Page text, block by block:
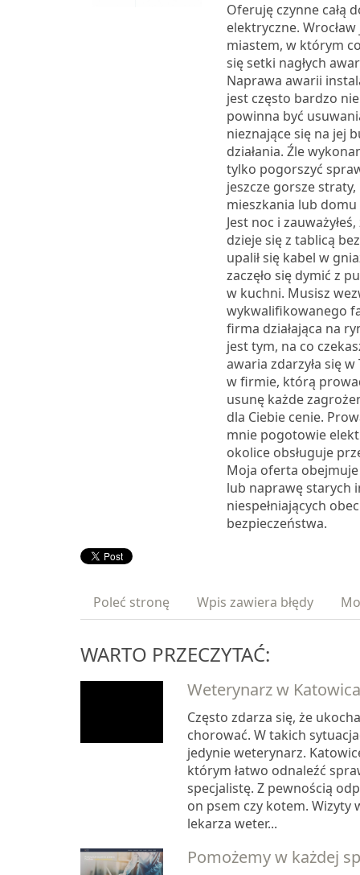
Oferuję czynne całą
elektryczne.
miastem, w którym
się setki nagłych
Naprawa awarii
jest często bardzo
powinna być
nieznające się na jej
działania. Źle
tylko pogorszyć
jeszcze gorsze
mieszkania lub domu
Jest noc i
dzieje się z tablicą
upalił się kabel w
zaczęło się dymić z
w kuchni. Musisz
wykwalifikowanego
firma działająca na
jest tym, na co
awaria zdarzyła się
w firmie, którą
usunę każde
dla Ciebie cenie.
mnie pogotowie
okolice obsługuje
Moja oferta
lub naprawę starych
niespełniających
bezpieczeństwa.
Poleć stronę Wpis zawiera błędy
WARTO PRZECZYTAĆ:
Weterynarz w
Często zdarza się, że
chorować. W takich
jedynie weterynarz.
którym łatwo odnaleźć
specjalistę. Z pewnością
on psem czy kotem. Wizyty
lekarza weter...
Pomożemy w każdej